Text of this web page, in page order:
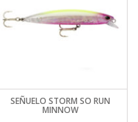
SEÑUELO STORM SO RUN
MINNOW